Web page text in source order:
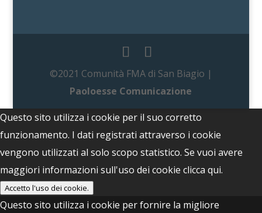
©2021 Comunità FMA di San Biagio |
Paoloesse Comunicazione
Questo sito utilizza i cookie per il suo corretto
funzionamento. I dati registrati attraverso i cookie
vengono utilizzati al solo scopo statistico. Se vuoi avere
maggiori informazioni sull'uso dei cookie clicca qui.
Accetto l'uso dei cookie.
Questo sito utilizza i cookie per fornire la migliore